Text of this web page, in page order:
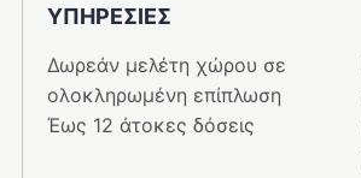
ΥΠΗΡΕΣIΕΣ
Δωρεάν μελέτη χώρου σε
ολοκληρωμένη επίπλωση
Έως 12 άτοκες δόσεις